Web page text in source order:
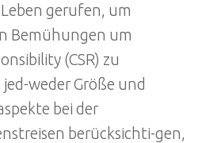
Leben gerufen, um
Bemühungen um
(CSR) zu
weder Größe und
bei der
berücksichti-gen,